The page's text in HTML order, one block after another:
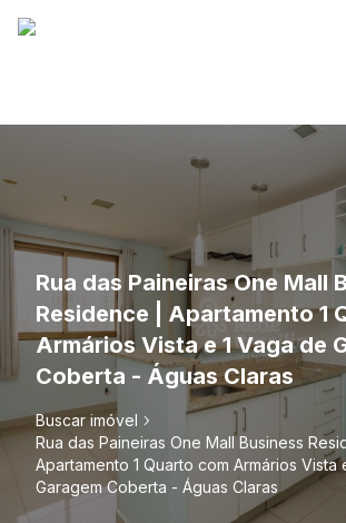
Rua das Paineiras One Mall
Residence | Apartamento 1
Armários Vista e 1 Vaga de
Coberta - Águas Claras
Buscar imóvel
Rua das Paineiras One Mall Business
Apartamento 1 Quarto com Armários Vista
Garagem Coberta - Águas Claras